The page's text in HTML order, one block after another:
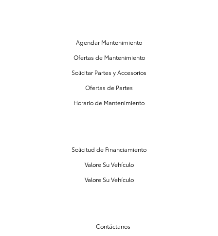
Agendar Mantenimiento
Ofertas de Mantenimiento
Solicitar Partes y Accesorios
Ofertas de Partes
Horario de Mantenimiento
Solicitud de Financiamiento
Valore Su Vehículo
Valore Su Vehículo
Contáctanos